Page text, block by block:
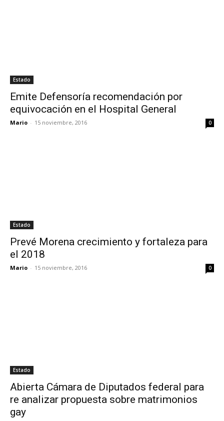
Estado
Emite Defensoría recomendación por
equivocación en el Hospital General
Mario - 15 noviembre, 2016 0
Estado
Prevé Morena crecimiento y fortaleza para
el 2018
Mario - 15 noviembre, 2016 0
Estado
Abierta Cámara de Diputados federal para
re analizar propuesta sobre matrimonios
gay